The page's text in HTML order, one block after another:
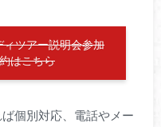
ツアー説明会参加
はこちら
個別対応、電話やメー